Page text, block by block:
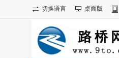
切换语言 桌面版